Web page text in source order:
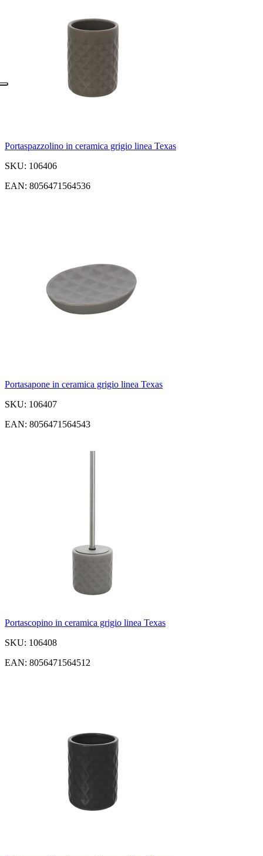
Portaspazzolino in ceramica grigio linea Texas
SKU: 106406
EAN: 8056471564536
Portasapone in ceramica grigio linea Texas
SKU: 106407
EAN: 8056471564543
Portascopino in ceramica grigio linea Texas
SKU: 106408
EAN: 8056471564512